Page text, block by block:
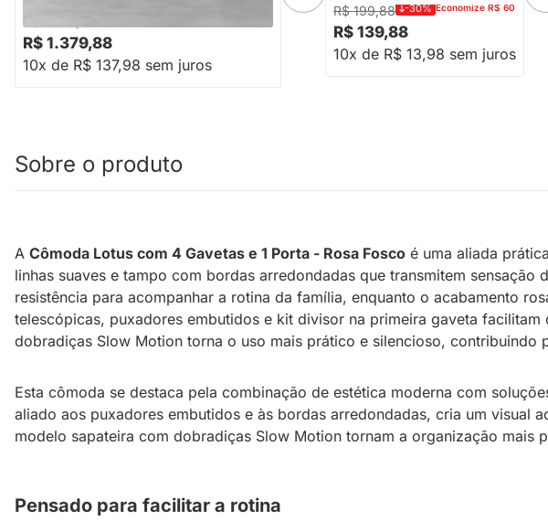
R$ 1.379,88
10x de R$ 137,98 sem juros
R$ 199,88 -30% Economize R$ 60
R$ 139,88
10x de R$ 13,98 sem juros
Sobre o produto
A Cômoda Lotus com 4 Gavetas e 1 Porta - Rosa Fosco é uma aliada
linhas suaves e tampo com bordas arredondadas que transmitem
resistência para acompanhar a rotina da família, enquanto o acabamento
telescópicas, puxadores embutidos e kit divisor na primeira gaveta
dobradiças Slow Motion torna o uso mais prático e silencioso, contribuindo
Esta cômoda se destaca pela combinação de estética moderna com
aliado aos puxadores embutidos e às bordas arredondadas, cria um visual
modelo sapateira com dobradiças Slow Motion tornam a organização mais
Pensado para facilitar a rotina